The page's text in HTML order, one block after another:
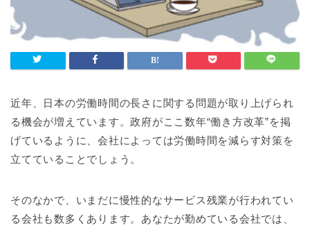
近年、日本の労働時間の長さに関する問題が取り上げられ
る機会が増えています。政府がここ数年“働き方改革”を掲
げているように、会社によっては労働時間を減らす対策を
立てていることでしょう。
そのなかで、いまだに慢性的なサービス残業が行われてい
る会社も数多くあります。あなたが勤めている会社では、